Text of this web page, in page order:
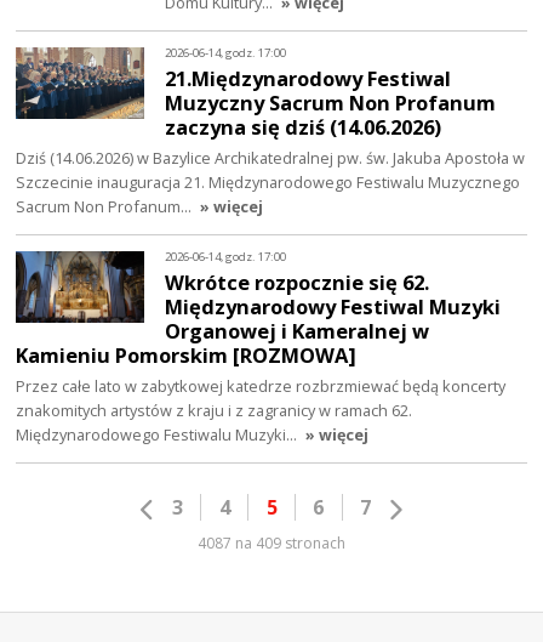
2026-06-14, godz. 17:00
21.Międzynarodowy Festiwal
Muzyczny Sacrum Non Profanum
zaczyna się dziś (14.06.2026)
Dziś (14.06.2026) w Bazylice Archikatedralnej pw. św. Jakuba Apostoła w
Szczecinie inauguracja 21. Międzynarodowego Festiwalu Muzycznego
Sacrum Non Profanum… » więcej
2026-06-14, godz. 17:00
Wkrótce rozpocznie się 62.
Międzynarodowy Festiwal Muzyki
Organowej i Kameralnej w
Kamieniu Pomorskim [ROZMOWA]
Przez całe lato w zabytkowej katedrze rozbrzmiewać będą koncerty
znakomitych artystów z kraju i z zagranicy w ramach 62.
Międzynarodowego Festiwalu Muzyki… » więcej
3 4 5 6 7
4087 na 409 stronach